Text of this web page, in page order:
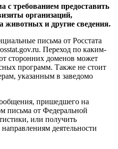
с требованием предоставить
организаций,
животных и другие сведения.
письма от Росстата
Переход по каким-
сторонних доменов может
программ. Также не стоит
указанным в заведомо
, пришедшего на
письма от Федеральной
или получить
деятельности